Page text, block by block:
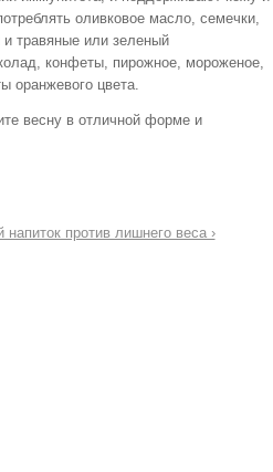
оливковое масло, семечки,
травяные или зеленый
конфеты, пирожное, мороженое,
оранжевого цвета.
весну в отличной форме и
напиток против лишнего веса ›